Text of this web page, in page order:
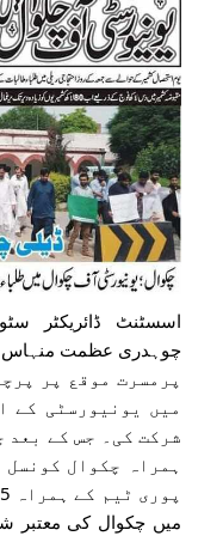
اسسٹنٹ ڈائریکٹر
پرمسرت موقع پر
میں یونیورسٹی کے
شرکت کی۔ جس کے بعد
ہمراہ چکوال
میں چکوال کی معتبر